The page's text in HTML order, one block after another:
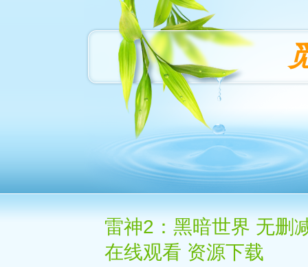
雷神2：黑暗世界 无删
在线观看 资源下载